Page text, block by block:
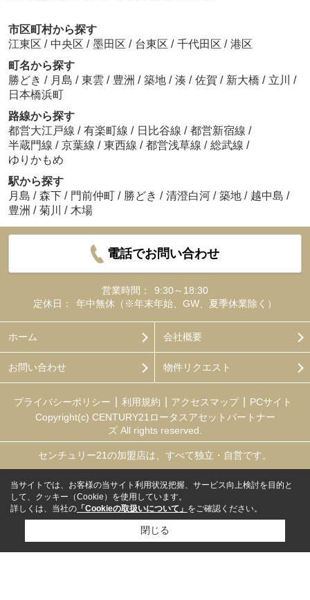
市区町村から探す
江東区 / 中央区 / 墨田区 / 台東区 / 千代田区 / 港区
町名から探す
勝どき / 月島 / 東雲 / 豊洲 / 築地 / 湊 / 佐賀 / 新大橋 / 立川 /
日本橋浜町
路線から探す
都営大江戸線 / 有楽町線 / 日比谷線 / 都営新宿線 /
半蔵門線 / 京葉線 / 東西線 / 都営浅草線 / 総武線 /
ゆりかもめ
駅から探す
月島 / 森下 / 門前仲町 / 勝どき / 清澄白河 / 築地 / 越中島 /
豊洲 / 菊川 / 木場
電話でお問い合わせ
営業時間：
9:30～18:30
定休日：
年中無休（※年末年始、GW、夏季休業除く）
ホーム 会社概要
お問い合わせ 物件リクエスト
プライバシーポリシー 利用規約 アクセスマップ
PCサイト
Copyright(c) CENTURY21ロータスアセットパートナー
ズ All rights reserved.
センチュリー21の加盟店は、すべて独立・自営です。
当サイトでは、お客様の当サイト利用状況把握、サービス向上検討を目的と
して、クッキー（Cookie）を使用しています。
詳しくは、当社の 「Cookieの取扱いについて」 をご確認ください。
閉じる